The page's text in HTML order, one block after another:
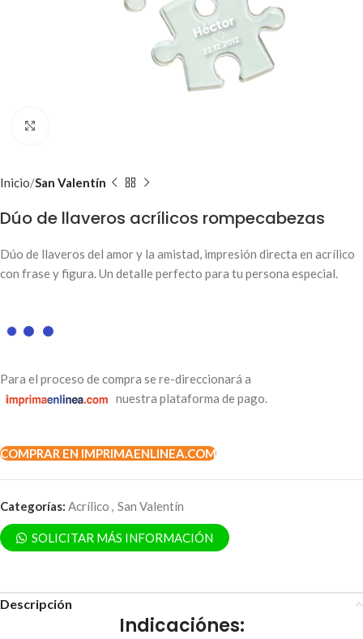
Inicio San Valentín
Dúo de llaveros acrílicos rompecabezas
Dúo de llaveros del amor y la amistad, impresión directa en acrílico
con frase y figura. Un detalle perfecto para tu persona especial.
Para el proceso de compra se re-direccionará a
nuestra plataforma de pago.
COMPRAR EN IMPRIMAENLINEA.COM
Categorías: Acrílico , San Valentín
SOLICITAR MÁS INFORMACIÓN
Descripción
Indicaciónes: